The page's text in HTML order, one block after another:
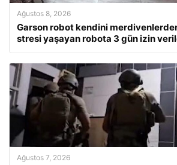
Ağustos 8, 2026
Garson robot kendini merdivenlerden
stresi yaşayan robota 3 gün izin
Ağustos 7, 2026